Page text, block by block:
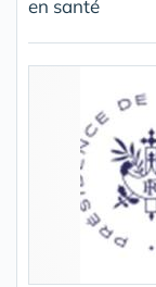
en santé